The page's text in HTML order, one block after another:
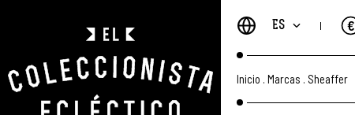
ES €
Inicio Marcas Sheaffer